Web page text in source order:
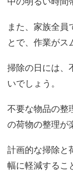
また、家族全員
とで、作業がス
掃除の日には、
いでしょう。
不要な物品の整
の荷物の整理が
計画的な掃除と
幅に軽減するこ